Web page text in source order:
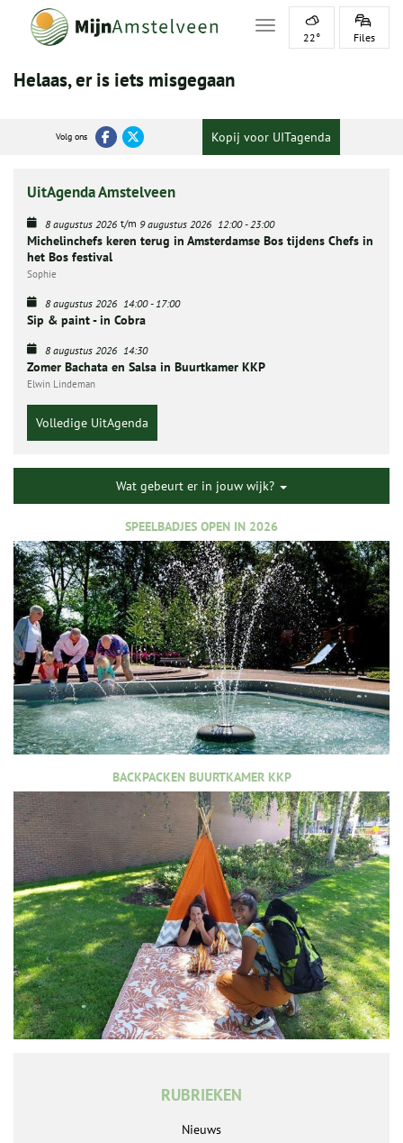
Toggle navigation
22° Files
Helaas, er is iets misgegaan
Volg ons Kopij voor UITagenda
UitAgenda Amstelveen
8 augustus 2026 t/m 9 augustus 2026 12:00-23:00
Michelinchefs keren terug in Amsterdamse Bos tijdens Chefs in
het Bos festival
Sophie
8 augustus 2026 14:00-17:00
Sip & paint - in Cobra
8 augustus 2026 14:30
Zomer Bachata en Salsa in Buurtkamer KKP
Elwin Lindeman
Volledige UitAgenda
Wat gebeurt er in jouw wijk?
SPEELBADJES OPEN IN 2026
BACKPACKEN BUURTKAMER KKP
RUBRIEKEN
Nieuws